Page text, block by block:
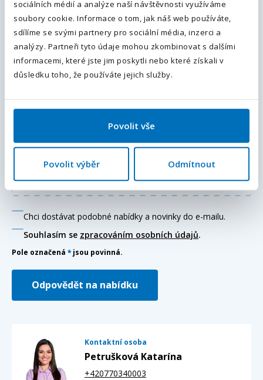
sociálních médií a analýze naší návštěvnosti využíváme
soubory cookie. Informace o tom, jak náš web používáte,
sdílíme se svými partnery pro sociální média, inzerci a
analýzy. Partneři tyto údaje mohou zkombinovat s dalšími
informacemi, které jste jim poskytli nebo které získali v
důsledku toho, že používáte jejich služby.
Povolit vše
Povolit výběr Odmítnout
+420
Předvolba
Doplňující informace (poznámka)
Chci dostávat podobné nabídky a novinky do e-mailu.
Souhlasím se zpracováním osobních údajů.
Pole označená * jsou povinná.
Odpovědět na nabídku
Kontaktní osoba
Petrušková Katarína
+420770340003
Předvolba
Odesláním souhlasíte sezpracováním osobních údajů.
Odeslat